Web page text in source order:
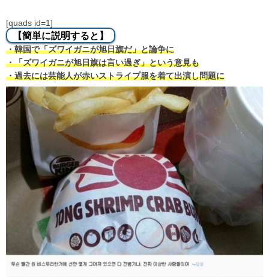
[quads id=1]
【簡単に説明すると】
・韓国で「ズワイガニが旭日旗だ」と論争に
・「ズワイガニが旭日旗は言い過ぎ」という意見も
・過去には芸能人が赤いストライプ服を着て出演し問題に